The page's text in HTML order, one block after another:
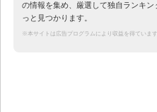
の情報を集め、厳選して独自ランキ
っと見つかります。
※本サイトは広告プログラムにより収益を得ています